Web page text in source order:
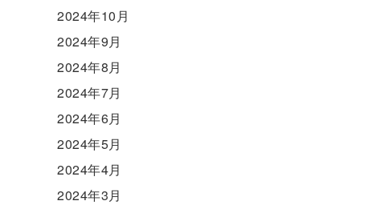
2024年10月
2024年9月
2024年8月
2024年7月
2024年6月
2024年5月
2024年4月
2024年3月